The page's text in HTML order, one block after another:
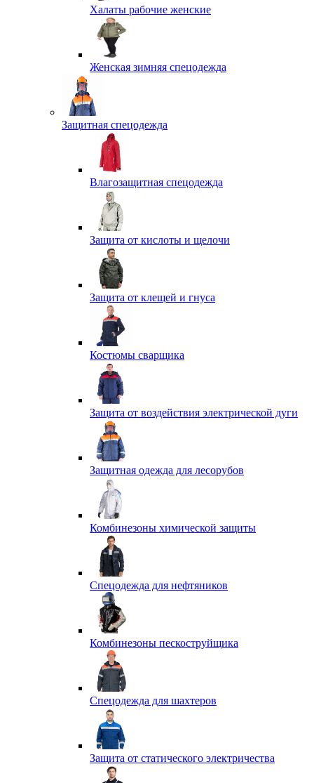
Халаты рабочие женские
Женская зимняя спецодежда
Защитная спецодежда
Влагозащитная спецодежда
Защита от кислоты и щелочи
Защита от клещей и гнуса
Костюмы сварщика
Защита от воздействия электрической дуги
Защитная одежда для лесорубов
Комбинезоны химической защиты
Спецодежда для нефтяников
Комбинезоны пескоструйщика
Спецодежда для шахтеров
Защита от статического электричества